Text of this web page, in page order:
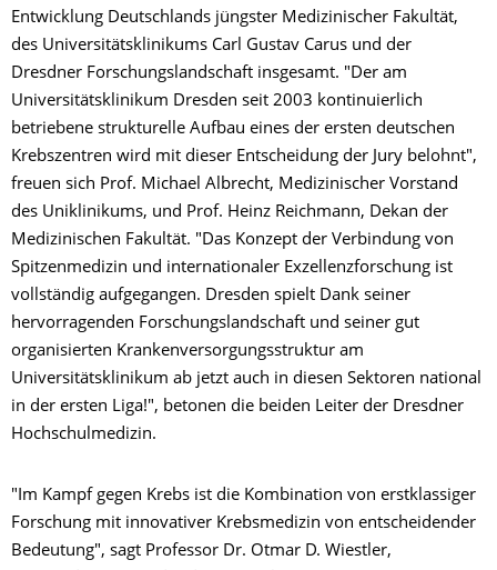
Entwicklung Deutschlands jüngster Medizinischer Fakultät,
des Universitätsklinikums Carl Gustav Carus und der
Dresdner Forschungslandschaft insgesamt. "Der am
Universitätsklinikum Dresden seit 2003 kontinuierlich
betriebene strukturelle Aufbau eines der ersten deutschen
Krebszentren wird mit dieser Entscheidung der Jury belohnt",
freuen sich Prof. Michael Albrecht, Medizinischer Vorstand
des Uniklinikums, und Prof. Heinz Reichmann, Dekan der
Medizinischen Fakultät. "Das Konzept der Verbindung von
Spitzenmedizin und internationaler Exzellenzforschung ist
vollständig aufgegangen. Dresden spielt Dank seiner
hervorragenden Forschungslandschaft und seiner gut
organisierten Krankenversorgungsstruktur am
Universitätsklinikum ab jetzt auch in diesen Sektoren national
in der ersten Liga!", betonen die beiden Leiter der Dresdner
Hochschulmedizin.
"Im Kampf gegen Krebs ist die Kombination von erstklassiger
Forschung mit innovativer Krebsmedizin von entscheidender
Bedeutung", sagt Professor Dr. Otmar D. Wiestler,